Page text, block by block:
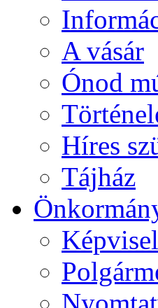
A vásár
Ónod
Híres
Tájház